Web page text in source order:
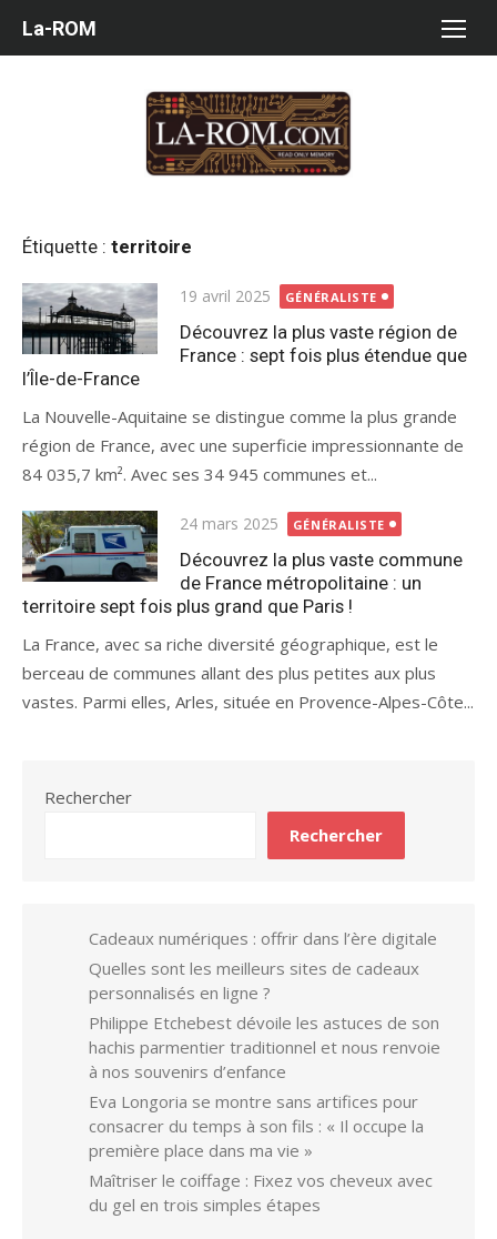
La-ROM
Étiquette : territoire
Publié
le
19 avril 2025 GÉNÉRALISTE
Découvrez la plus vaste région de
France : sept fois plus étendue que
l’Île-de-France
La Nouvelle-Aquitaine se distingue comme la plus grande
région de France, avec une superficie impressionnante de
84 035,7 km². Avec ses 34 945 communes et...
Publié
le
24 mars 2025 GÉNÉRALISTE
Découvrez la plus vaste commune
de France métropolitaine : un
territoire sept fois plus grand que Paris !
La France, avec sa riche diversité géographique, est le
berceau de communes allant des plus petites aux plus
vastes. Parmi elles, Arles, située en Provence-Alpes-Côte...
Rechercher
Rechercher
Cadeaux numériques : offrir dans l’ère digitale
Quelles sont les meilleurs sites de cadeaux
personnalisés en ligne ?
Philippe Etchebest dévoile les astuces de son
hachis parmentier traditionnel et nous renvoie
à nos souvenirs d’enfance
Eva Longoria se montre sans artifices pour
consacrer du temps à son fils : « Il occupe la
première place dans ma vie »
Maîtriser le coiffage : Fixez vos cheveux avec
du gel en trois simples étapes